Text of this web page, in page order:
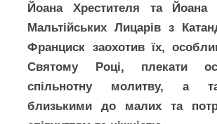
Йоана Хрестителя та Йоана
Мальтійських Лицарів з
Франциск заохотив їх,
Святому Році, плекати
спільнотну молитву, а
близькими до малих та